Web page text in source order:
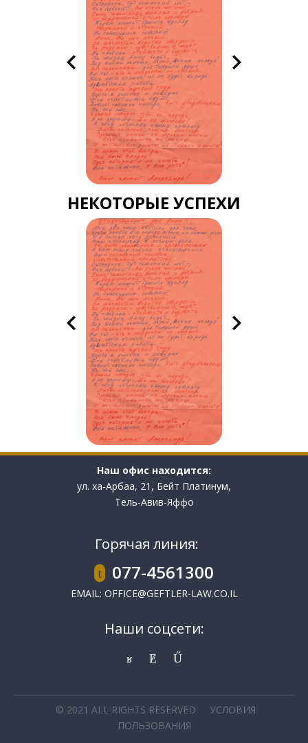
НЕКОТОРЫЕ УСПЕХИ
Наш офис находится:
ул. ха-Арбаа, 21, Бейт Платинум,
Тель-Авив-Яффо
Горячая линия:
077-4561300
EMAIL: OFFICE@GEFTLER-LAW.CO.IL
Наши соцсети:
© 2021 ALL RIGHTS RESERVED УСЛОВИЯ
ПОЛЬЗОВАНИЯ